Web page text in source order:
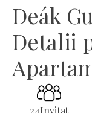
Deák
Detalii
24Invitat